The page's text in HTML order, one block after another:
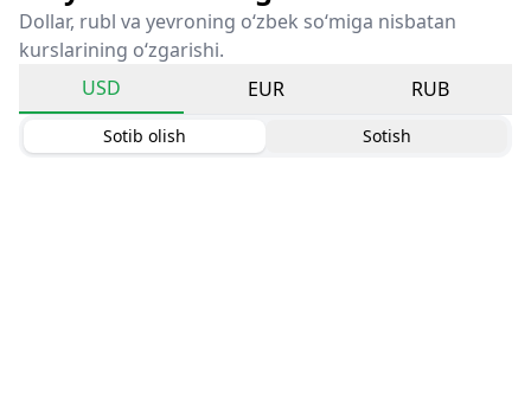
Dollar, rubl va yevroning o‘zbek so‘miga nisbatan
kurslarining o‘zgarishi.
USD
EUR RUB
Sotib olish Sotish